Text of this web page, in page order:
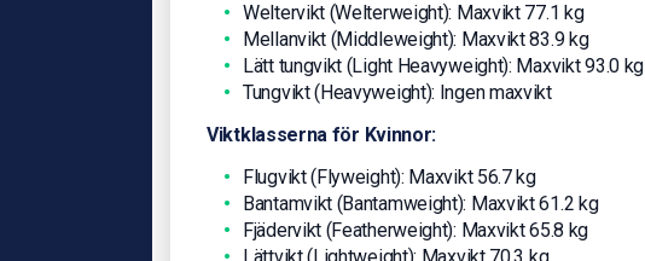
Weltervikt (Welterweight): Maxvikt 77.1 kg
Mellanvikt (Middleweight): Maxvikt 83.9 kg
Lätt tungvikt (Light Heavyweight): Maxvikt 93.0 kg
Tungvikt (Heavyweight): Ingen maxvikt
Viktklasserna för Kvinnor:
Flugvikt (Flyweight): Maxvikt 56.7 kg
Bantamvikt (Bantamweight): Maxvikt 61.2 kg
Fjädervikt (Featherweight): Maxvikt 65.8 kg